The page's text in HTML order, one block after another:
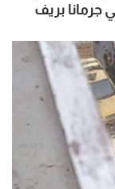
في جرمانا بريف